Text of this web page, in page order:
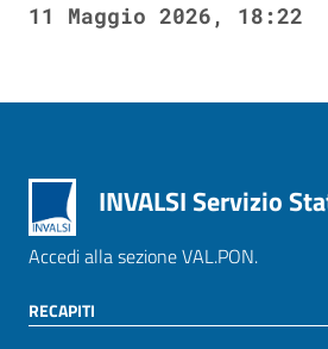
11 Maggio 2026, 18:22
INVALSI Servizio
Accedi alla sezione VAL.PON.
RECAPITI